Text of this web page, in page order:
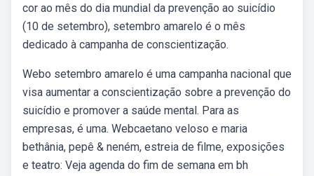
cor ao mês do dia mundial da prevenção ao suicídio
(10 de setembro), setembro amarelo é o mês
dedicado à campanha de conscientização.
Webo setembro amarelo é uma campanha nacional que
visa aumentar a conscientização sobre a prevenção do
suicídio e promover a saúde mental. Para as
empresas, é uma. Webcaetano veloso e maria
bethânia, pepê & neném, estreia de filme, exposições
e teatro: Veja agenda do fim de semana em bh